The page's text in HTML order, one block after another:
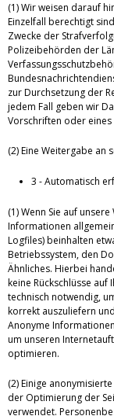
(1) Wir weisen darauf
Einzelfall berechtigt
Zwecke der
Polizeibehörden der
zur Durchsetzung der
jedem Fall geben wir
Vorschriften oder
(2) Eine Weitergabe an
3 - Automatisch
(1) Wenn Sie auf
Informationen
Logfiles) beinhalten
Betriebssystem, den
Ähnliches. Hierbei
keine Rückschlüsse
technisch notwendig,
korrekt auszuliefern
Anonyme
um unseren
optimieren.
(2) Einige
der Optimierung der
verwendet.